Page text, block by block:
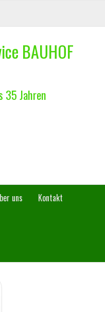
BAUHOF
Jahren
uns Kontakt